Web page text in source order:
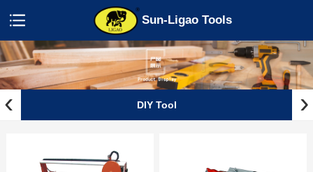
Sun-Ligao Tools
DIY Tool
‹ ›